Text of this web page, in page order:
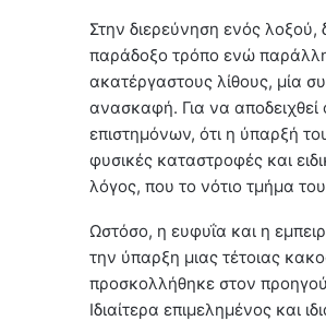
Στην διερεύνηση ενός λοξού,
παράδοξο τρόπο ενώ
ακατέργαστους λίθους, μία
ανασκαφή. Για να αποδειχθεί
επιστημόνων, ότι η ύπαρξή
φυσικές καταστροφές και
λόγος, που το νότιο τμήμα
Ωστόσο, η ευφυΐα και η
την ύπαρξη μιας τέτοιας
προσκολλήθηκε στον
Ιδιαίτερα επιμελημένος και